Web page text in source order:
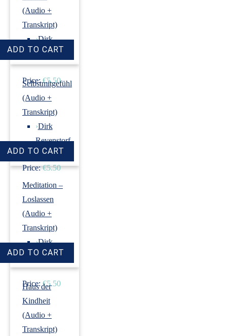
(Audio +
Transkript)
›Dirk
Revenstorf
Price: €5.50
Selbstmitgefühl
(Audio +
Transkript)
›Dirk
Revenstorf
Price: €5.50
Meditation –
Loslassen
(Audio +
Transkript)
›Dirk
Revenstorf
Price: €5.50
Haus der
Kindheit
(Audio +
Transkript)